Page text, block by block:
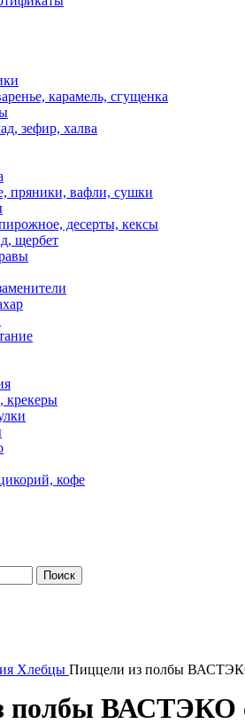
карамель, сгущенка
зефир, халва
пряники, вафли, сушки
десерты, кексы
щербет
крекеры
кофе
Поиск
Хлебцы Пиццели из полбы
полбы ВАСТЭКО